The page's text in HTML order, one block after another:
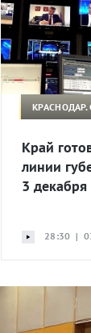
КРАСНОДАР.
Край
линии
3 декабря
28:30 |